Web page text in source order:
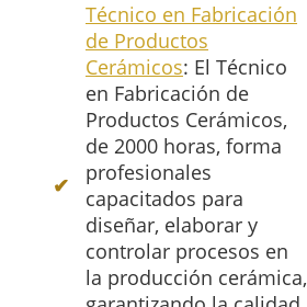
Técnico en Fabricación
de Productos
Cerámicos: El Técnico
en Fabricación de
Productos Cerámicos,
de 2000 horas, forma
profesionales
capacitados para
diseñar, elaborar y
controlar procesos en
la producción cerámica,